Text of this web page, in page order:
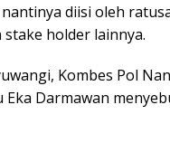
diisi oleh
holder lainnya.
Kombes Pol
Eka Darmawan